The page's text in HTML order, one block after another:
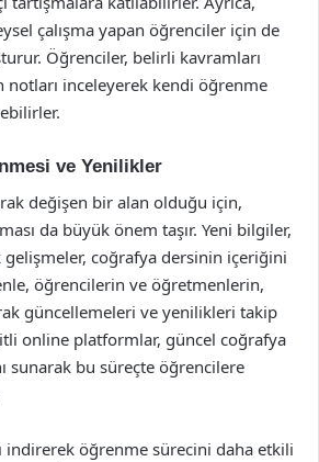
çalışma yapan öğrenciler için de
Öğrenciler, belirli kavramları
notları inceleyerek kendi öğrenme
ve Yenilikler
değişen bir alan olduğu için,
da büyük önem taşır. Yeni bilgiler,
coğrafya dersinin içeriğini
öğrencilerin ve öğretmenlerin,
güncellemeleri ve yenilikleri takip
online platformlar, güncel coğrafya
sunarak bu süreçte öğrencilere
indirerek öğrenme sürecini daha etkili